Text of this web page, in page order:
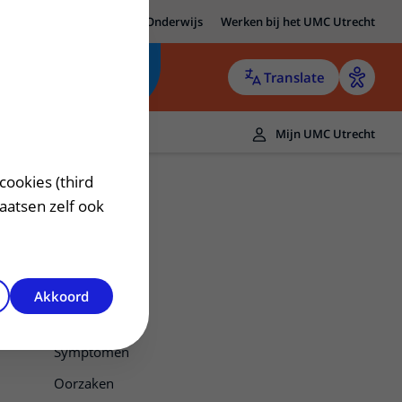
Onderwijs Werken bij het UMC Utrecht
Translate
Mijn UMC Utrecht
Symptomen
Oorzaken
(third
zelf ook
Akkoord